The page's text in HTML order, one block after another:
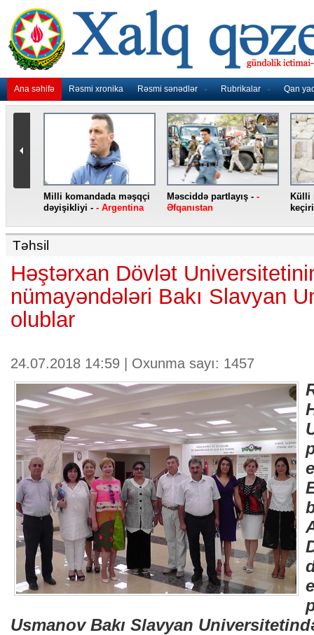
Ana səhifə Rəsmi xronika Rəsmi sənədlər Rubrikalar Qan
Milli komandada məşqçi
dəyişikliyi - - Argentina
Məsciddə partlayış - -
Əfqanıstan
Külli
Təhsil
Həştərxan Dövlət
nümayəndələri Bakı Slavyan
olublar
24.07.2018 14:59 | Oxunma sayı: 1457
Usmanov Bakı Slavyan